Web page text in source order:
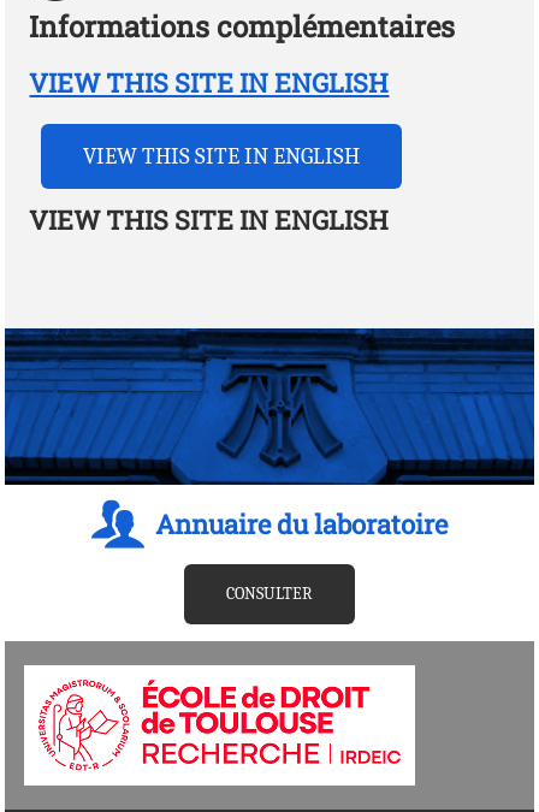
Informations complémentaires
VIEW THIS SITE IN ENGLISH
VIEW THIS SITE IN ENGLISH
VIEW THIS SITE IN ENGLISH
Annuaire du laboratoire
CONSULTER